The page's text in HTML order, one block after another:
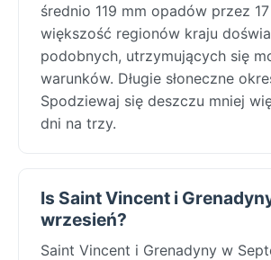
średnio 119 mm opadów przez
większość regionów kraju
podobnych, utrzymujących się
warunków. Długie słoneczne
Spodziewaj się deszczu mniej
dni na trzy.
Is Saint Vincent i
wrzesień?
Saint Vincent i Grenadyny w